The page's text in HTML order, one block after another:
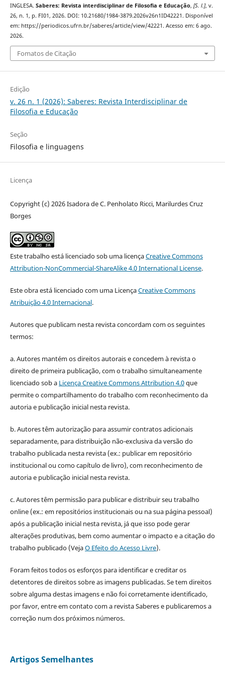
INGLESA. Saberes: Revista interdisciplinar de Filosofia e Educação, [S. l.], v.
26, n. 1, p. FI01, 2026. DOI: 10.21680/1984-3879.2026v26n1ID42221. Disponível
em: https://periodicos.ufrn.br/saberes/article/view/42221. Acesso em: 6 ago.
2026.
Fomatos de Citação
Edição
v. 26 n. 1 (2026): Saberes: Revista Interdisciplinar de
Filosofia e Educação
Seção
Filosofia e linguagens
Licença
Copyright (c) 2026 Isadora de C. Penholato Ricci, Marilurdes Cruz
Borges
Este trabalho está licenciado sob uma licençaCreative Commons
Attribution-NonCommercial-ShareAlike 4.0 International License.
Este obra está licenciado com uma LicençaCreative Commons
Atribuição 4.0 Internacional.
Autores que publicam nesta revista concordam com os seguintes
termos:
a. Autores mantém os direitos autorais e concedem à revista o
direito de primeira publicação, com o trabalho simultaneamente
licenciado sob a Licença Creative Commons Attribution 4.0que
permite o compartilhamento do trabalho com reconhecimento da
autoria e publicação inicial nesta revista.
b. Autores têm autorização para assumir contratos adicionais
separadamente, para distribuição não-exclusiva da versão do
trabalho publicada nesta revista (ex.: publicar em repositório
institucional ou como capítulo de livro), com reconhecimento de
autoria e publicação inicial nesta revista.
c. Autores têm permissão para publicar e distribuir seu trabalho
online (ex.: em repositórios institucionais ou na sua página pessoal)
após a publicação inicial nesta revista, já que isso pode gerar
alterações produtivas, bem como aumentar o impacto e a citação do
trabalho publicado (VejaO Efeito do Acesso Livre).
Foram feitos todos os esforços para identificar e creditar os
detentores de direitos sobre as imagens publicadas. Se tem direitos
sobre alguma destas imagens e não foi corretamente identificado,
por favor, entre em contato com a revista Saberes e publicaremos a
correção num dos próximos números.
Artigos Semelhantes